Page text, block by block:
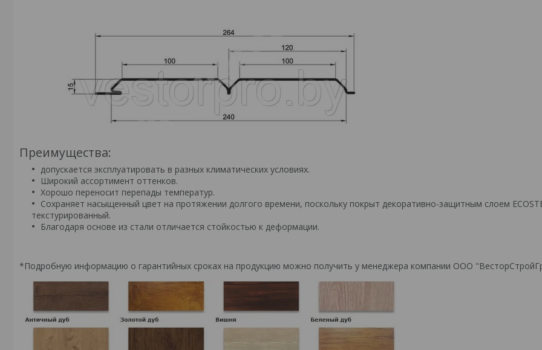
Преимущества:
допускается эксплуатировать в разных климатических условиях.
Широкий ассортимент оттенков.
Хорошо переносит перепады температур.
Сохраняет насыщенный цвет на протяжении долгого времени, поскольку покрыт декоративно-защитным слоем
текстурированный.
Благодаря основе из стали отличается стойкостью к деформации.
*Подробную информацию о гарантийных сроках на продукцию можно получить у менеджера компании ООО